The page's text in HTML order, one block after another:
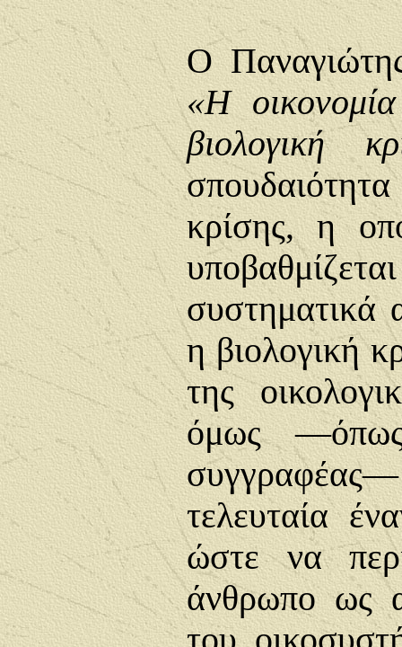
Ο
«Η
βιολογική
κρίσης, η
η βιολογική
της
όμως
τελευταία
ώστε να
άνθρωπο ως